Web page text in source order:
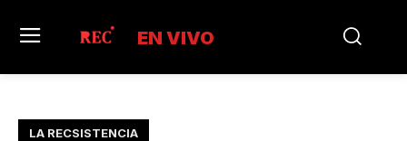
EN VIVO
LA RECSISTENCIA